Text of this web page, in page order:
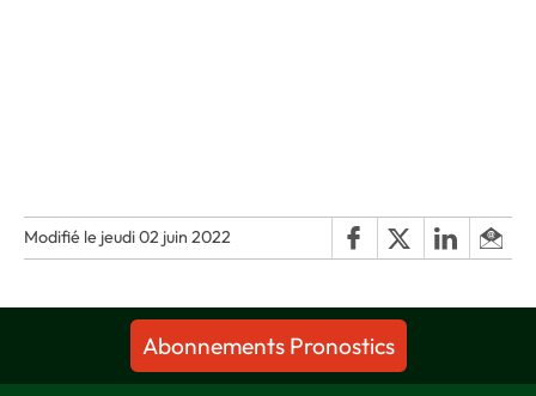
Modifié le jeudi 02 juin 2022
Abonnements Pronostics